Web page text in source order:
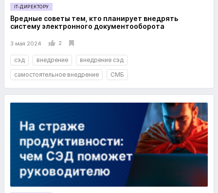
IT-ДИРЕКТОРУ
Вредные советы тем, кто планирует внедрять
систему электронного документооборота
3 мая 2024 2
сэд внедрение
внедрение сэд
самостоятельное внедрение
СМБ